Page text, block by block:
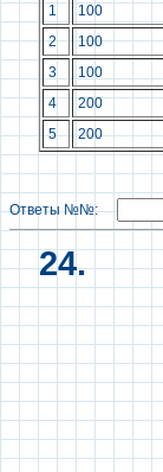
1
100
2
100
3
100
4
200
5
200
Ответы №№:
24.